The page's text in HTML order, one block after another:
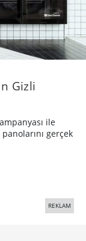
Gizli
ile
gerçek
REKLAM